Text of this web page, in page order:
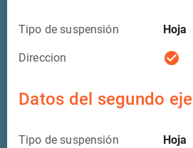
Tipo de suspensión Hoja
Direccion check_circle
Datos del segundo eje
Tipo de suspensión Hoja